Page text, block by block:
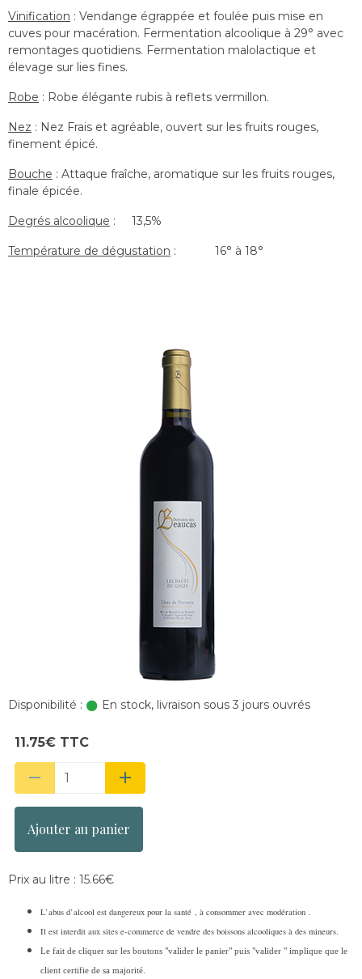
Vinification : Vendange égrappée et foulée puis mise en
cuves pour macération. Fermentation alcoolique à 29° avec
remontages quotidiens. Fermentation malolactique et
élevage sur lies fines.
Robe : Robe élégante rubis à reflets vermillon.
Nez : Nez Frais et agréable, ouvert sur les fruits rouges,
finement épicé.
Bouche : Attaque fraîche, aromatique sur les fruits rouges,
finale épicée.
Degrés alcoolique : 13,5%
Température de dégustation : 16° à 18°
Disponibilité : En stock, livraison sous 3 jours ouvrés
11.75€ TTC
Ajouter au panier
Prix au litre : 15.66€
L’abus d’alcool est dangereux pour la santé , à consommer avec modération .
Il est interdit aux sites e-commerce de vendre des boissons alcooliques à des mineurs.
Le fait de cliquer sur les boutons "valider le panier" puis "valider " implique que le
client certifie de sa majorité.